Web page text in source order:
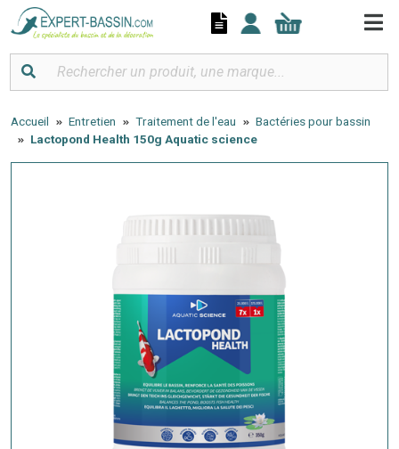
Accueil Entretien Traitement de l'eau
Bactéries pour bassin
Lactopond Health 150g Aquatic science
Panneau de gestion des cookies